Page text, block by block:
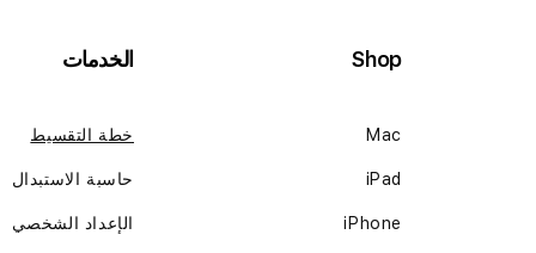
Shop
Mac
iPad
iPhone
الخدمات
خطة التقسيط
حاسبة الاستبدال
الإعداد الشخصي